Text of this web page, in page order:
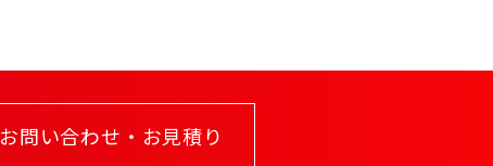
お問い合わせ・お見積り